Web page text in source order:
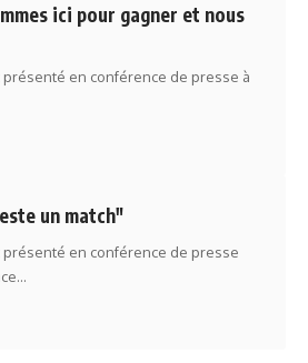
ici pour gagner et nous
en conférence de presse à
un match"
en conférence de presse